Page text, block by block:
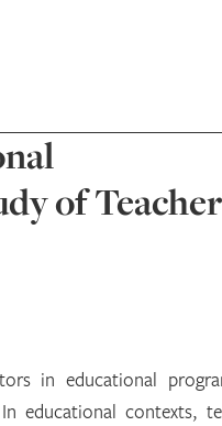
of
in educational
educational contexts,